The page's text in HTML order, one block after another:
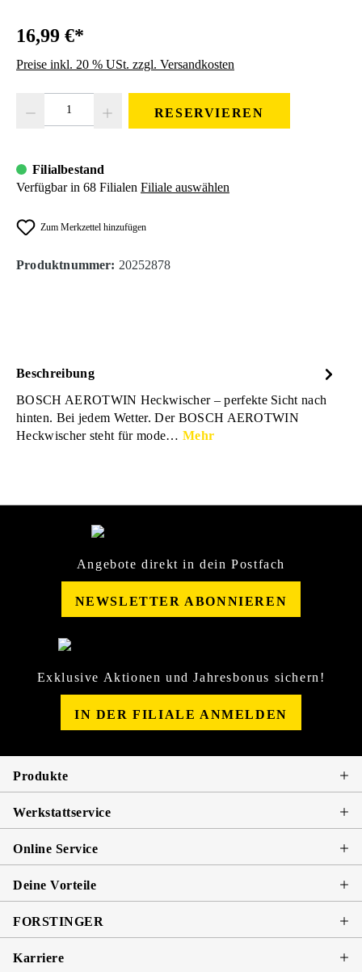
16,99 €*
Preise inkl. 20 % USt. zzgl. Versandkosten
RESERVIEREN
Filialbestand
Verfügbar in 68 Filialen Filiale auswählen
Zum Merkzettel hinzufügen
Produktnummer: 20252878
Beschreibung
BOSCH AEROTWIN Heckwischer – perfekte Sicht nach
hinten. Bei jedem Wetter. Der BOSCH AEROTWIN
Heckwischer steht für mode… Mehr
Angebote direkt in dein Postfach
NEWSLETTER ABONNIEREN
Exklusive Aktionen und Jahresbonus sichern!
IN DER FILIALE ANMELDEN
Produkte
Werkstattservice
Online Service
Deine Vorteile
FORSTINGER
Karriere